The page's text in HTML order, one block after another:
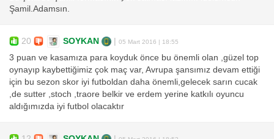
Şamil.Adamsın.
20 SOYKAN 05 Mart 2016 | 18:55
3 puan ve kasamıza para koyduk önce bu önemli olan ,güzel top
oynayıp kaybettiğimiz çok maç var, Avrupa şansımız devam ettiği
için bu sezon skor iyi futboldan daha önemli,gelecek sarın cucak
,de sutter ,stoch ,traore belkir ve erdem yerine katkılı oyuncu
aldığımızda iyi futbol olacaktır